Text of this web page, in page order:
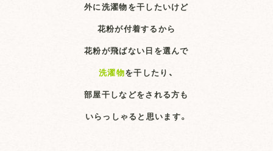
外に洗濯物を干したいけど
花粉が付着するから
花粉が飛ばない日を選んで
洗濯物を干したり、
部屋干しなどをされる方も
いらっしゃると思います。